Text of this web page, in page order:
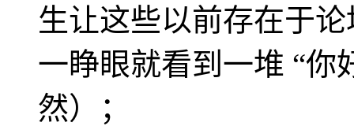
生让这些以前存在于
一睁眼就看到一堆 “你
然）；